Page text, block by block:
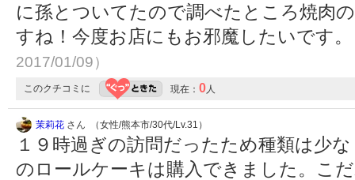
に孫とついてたので調べたところ焼肉
すね！今度お店にもお邪魔したいです
2017/01/09）
このクチコミに 現在： 0 人
茉莉花 さん （女性/熊本市/30代/Lv.31）
１９時過ぎの訪問だったため種類は少
のロールケーキは購入できました。こ